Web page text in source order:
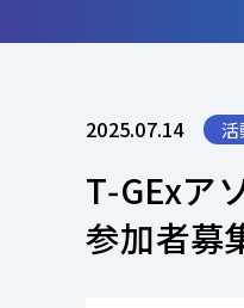
2025.07.14 活
T‑GExア
参加者募